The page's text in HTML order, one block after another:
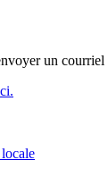
un courriel